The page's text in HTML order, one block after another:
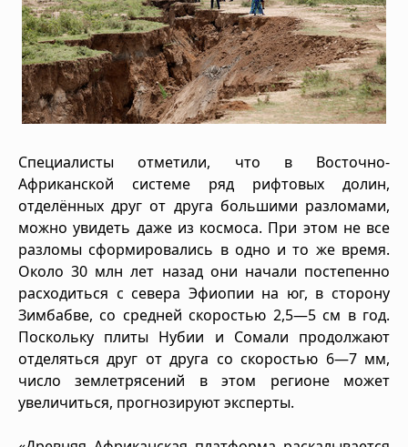
Специалисты отметили, что в Восточно-
Африканской системе ряд рифтовых долин,
отделённых друг от друга большими разломами,
можно увидеть даже из космоса. При этом не все
разломы сформировались в одно и то же время.
Около 30 млн лет назад они начали постепенно
расходиться с севера Эфиопии на юг, в сторону
Зимбабве, со средней скоростью 2,5—5 см в год.
Поскольку плиты Нубии и Сомали продолжают
отделяться друг от друга со скоростью 6—7 мм,
число землетрясений в этом регионе может
увеличиться, прогнозируют эксперты.